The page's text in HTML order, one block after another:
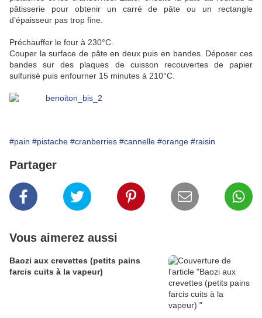
pâtisserie pour obtenir un carré de pâte ou un rectangle
d’épaisseur pas trop fine.
Préchauffer le four à 230°C.
Couper la surface de pâte en deux puis en bandes. Déposer ces
bandes sur des plaques de cuisson recouvertes de papier
sulfurisé puis enfourner 15 minutes à 210°C.
#pain #pistache #cranberries #cannelle #orange #raisin
Partager
Vous aimerez aussi
Baozi aux crevettes (petits pains
farcis cuits à la vapeur)